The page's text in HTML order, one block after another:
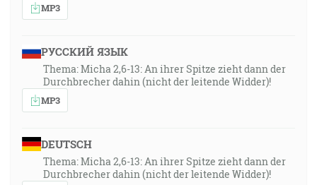
MP3
РУССКИЙ ЯЗЫК
Thema: Micha 2,6-13: An ihrer Spitze zieht dann der
Durchbrecher dahin (nicht der leitende Widder)!
MP3
DEUTSCH
Thema: Micha 2,6-13: An ihrer Spitze zieht dann der
Durchbrecher dahin (nicht der leitende Widder)!